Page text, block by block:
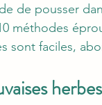
de pousser
méthodes
sont faciles,
herbes